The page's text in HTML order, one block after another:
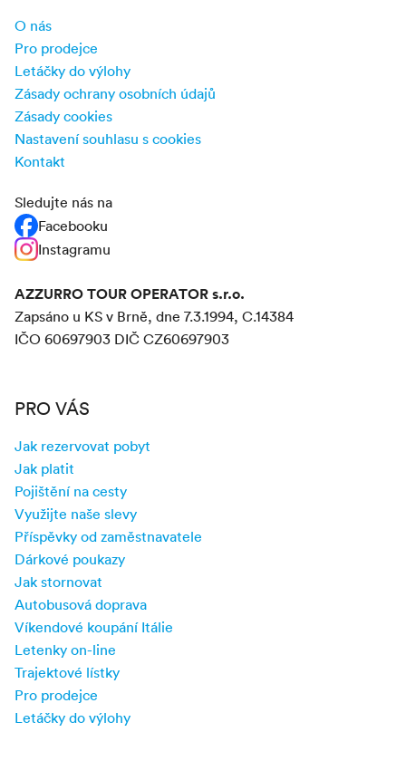
O nás
Pro prodejce
Letáčky do výlohy
Zásady ochrany osobních údajů
Zásady cookies
Nastavení souhlasu s cookies
Kontakt
Sledujte nás na
Facebooku
Instagramu
AZZURRO TOUR OPERATOR s.r.o.
Zapsáno u KS v Brně, dne 7.3.1994, C.14384
IČO 60697903 DIČ CZ60697903
PRO VÁS
Jak rezervovat pobyt
Jak platit
Pojištění na cesty
Využijte naše slevy
Příspěvky od zaměstnavatele
Dárkové poukazy
Jak stornovat
Autobusová doprava
Víkendové koupání Itálie
Letenky on-line
Trajektové lístky
Pro prodejce
Letáčky do výlohy